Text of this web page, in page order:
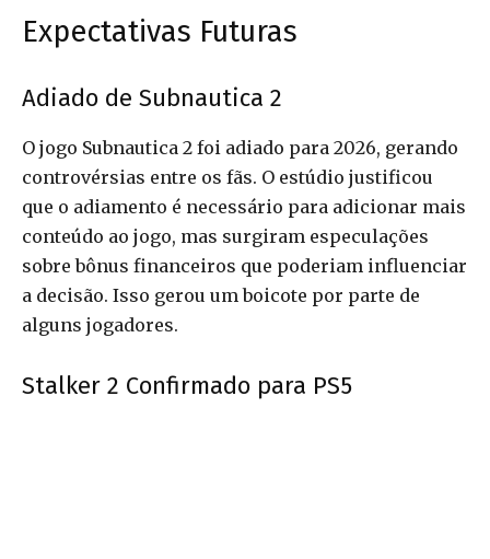
Expectativas Futuras
Adiado de Subnautica 2
O jogo Subnautica 2 foi adiado para 2026, gerando
controvérsias entre os fãs. O estúdio justificou
que o adiamento é necessário para adicionar mais
conteúdo ao jogo, mas surgiram especulações
sobre bônus financeiros que poderiam influenciar
a decisão. Isso gerou um boicote por parte de
alguns jogadores.
Stalker 2 Confirmado para PS5